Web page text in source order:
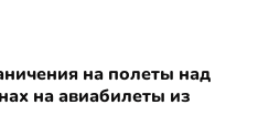
на полеты над
на авиабилеты из